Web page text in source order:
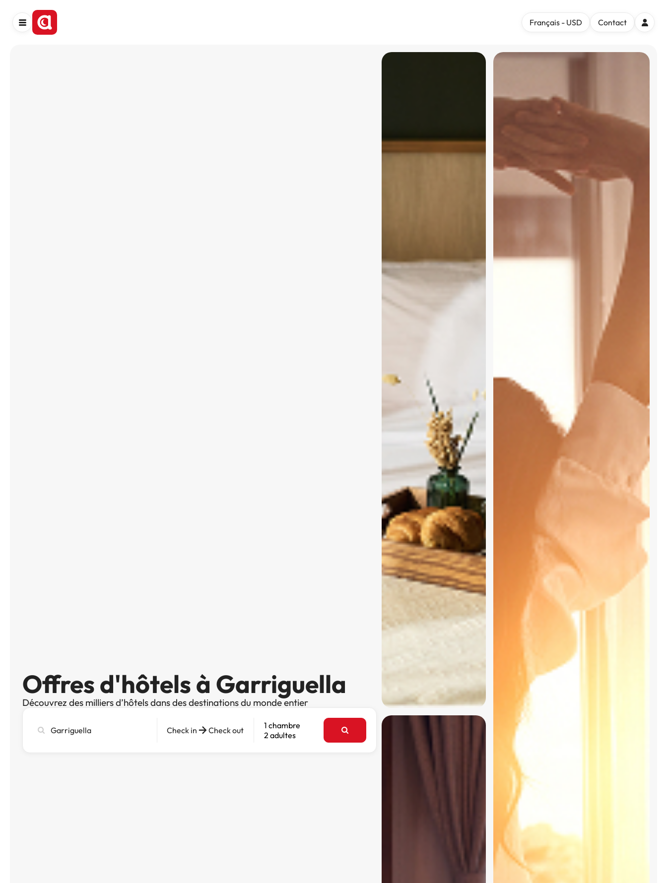
Français - USD Contact
Offres d'hôtels à Garriguella
Découvrez des milliers d’hôtels dans des destinations du monde entier
une
Check in Check out
1 chambre
2 adultes